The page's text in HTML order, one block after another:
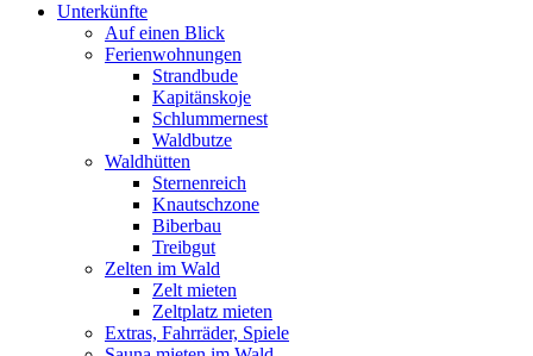
Unterkünfte
Auf einen Blick
Ferienwohnungen
Strandbude
Kapitänskoje
Schlummernest
Waldbutze
Waldhütten
Sternenreich
Knautschzone
Biberbau
Treibgut
Zelten im Wald
Zelt mieten
Zeltplatz mieten
Extras, Fahrräder, Spiele